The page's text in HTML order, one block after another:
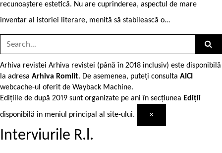
recunoaștere estetică. Nu are cuprinderea, aspectul de mare
inventar al istoriei literare, menită să stabilească o…
Search
Arhiva revistei Arhiva revistei (până în 2018 inclusiv) este disponibilă
la adresa Arhiva Romlit. De asemenea, puteți consulta AICI
webcache-ul oferit de Wayback Machine.
Edițiile de după 2019 sunt organizate pe ani în secțiunea Ediții
disponibilă în meniul principal al site-ului. ×
Interviurile R.l.